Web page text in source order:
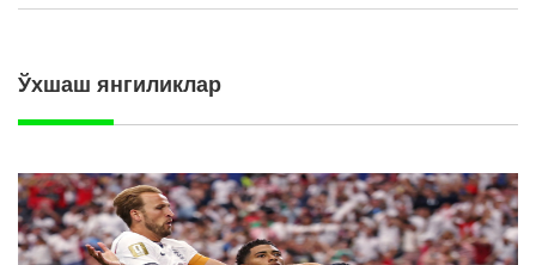
Ўхшаш янгиликлар